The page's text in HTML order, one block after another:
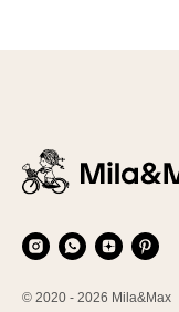
© 2020 - 2026 Mila&Max